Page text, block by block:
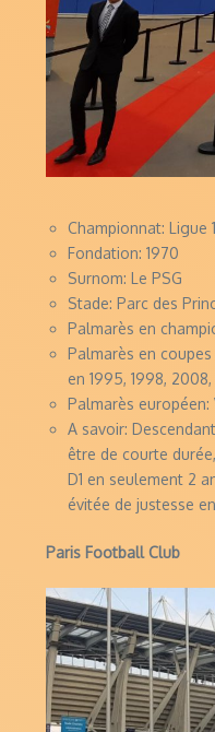
Championnat: Ligue
Fondation: 1970
Surnom: Le PSG
Stade: Parc des
Palmarès en
Palmarès en coupes
en 1995, 1998,
Palmarès européen:
A savoir:
être de courte
D1 en seulement 2
évitée de justesse
Paris Football Club